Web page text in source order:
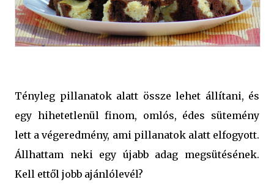
Tényleg pillanatok alatt össze lehet állítani, és
egy hihetetlenül finom, omlós, édes sütemény
lett a végeredmény, ami pillanatok alatt elfogyott.
Állhattam neki egy újabb adag megsütésének.
Kell ettől jobb ajánlólevél?